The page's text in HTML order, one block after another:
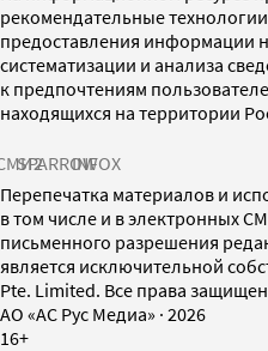
рекомендательные
предоставления информации
систематизации и анализа
к предпочтениям
находящихся на территории
SPARROWINFOX
Перепечатка материалов и
в том числе и в электронных
письменного разрешения
является исключительной
Pte. Limited. Все права
AO «АС Рус Медиа» · 2026
16+